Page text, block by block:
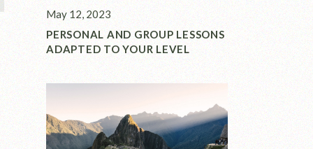
May 12, 2023
PERSONAL AND GROUP LESSONS
ADAPTED TO YOUR LEVEL